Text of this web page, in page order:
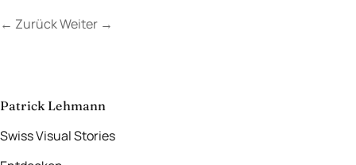
← ZurückWeiter →
aufnehmen→
Patrick Lehmann
Swiss Visual Stories